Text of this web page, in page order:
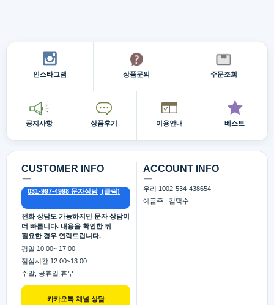
인스타그램 상품문의 주문조회
공지사항 상품후기 이용안내 베스트
CUSTOMER INFO
카카오톡 채널 상담
ㅡ
031-997-4998 문자상담
전화 상담도 가능하지만 문자 상담이
더 빠릅니다. 내용을 확인한 뒤
필요한 경우 연락드립니다.
평일 10:00~ 17:00
점심시간 12:00~13:00
주말, 공휴일 휴무
ACCOUNT INFO
ㅡ
우리 1002-534-438654
예금주 : 김택수